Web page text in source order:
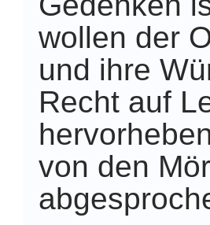
wollen der
und ihre
Recht auf
von den